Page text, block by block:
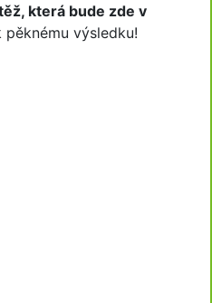
která bude zde v
pěknému výsledku!